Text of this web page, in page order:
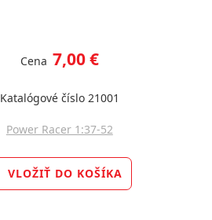
Cena 7,00 €
Katalógové číslo 21001
Power Racer 1:37-52